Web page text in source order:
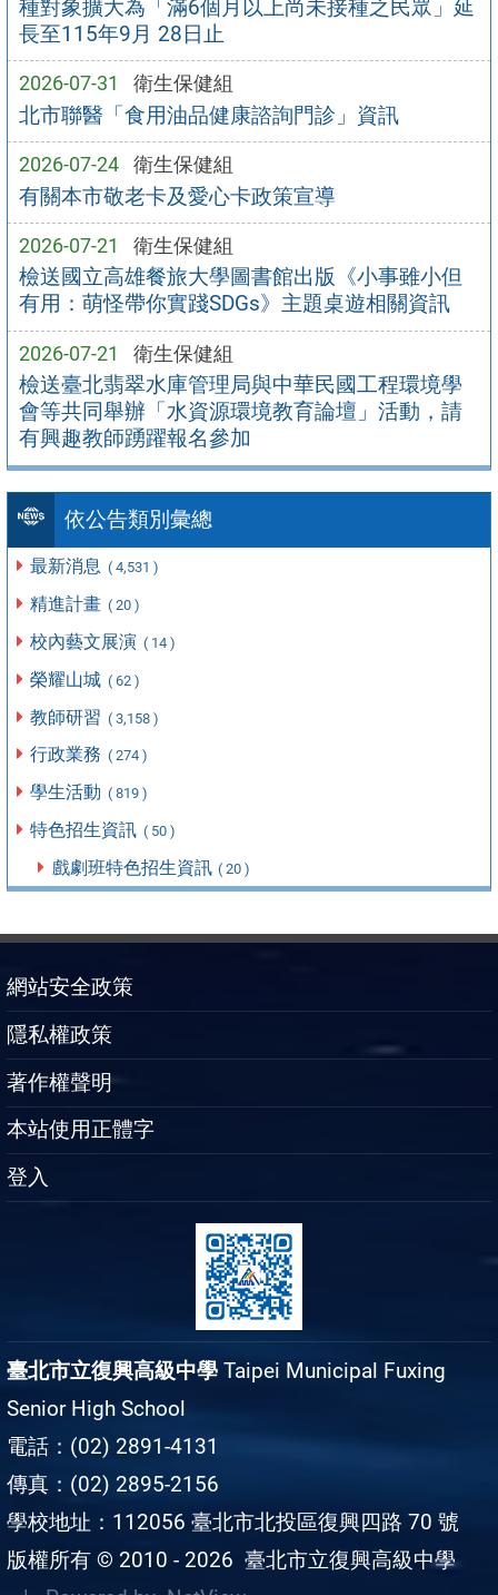
種對象擴大為「滿6個月以上尚未接種之民眾」延
長至115年9月 28日止
2026-07-31 衛生保健組
北市聯醫「食用油品健康諮詢門診」資訊
2026-07-24 衛生保健組
有關本市敬老卡及愛心卡政策宣導
2026-07-21 衛生保健組
檢送國立高雄餐旅大學圖書館出版《小事雖小但
有用：萌怪帶你實踐SDGs》主題桌遊相關資訊
2026-07-21 衛生保健組
檢送臺北翡翠水庫管理局與中華民國工程環境學
會等共同舉辦「水資源環境教育論壇」活動，請
有興趣教師踴躍報名參加
依公告類別彙總
最新消息 ( 4,531 )
精進計畫 ( 20 )
校內藝文展演 ( 14 )
榮耀山城 ( 62 )
教師研習 ( 3,158 )
行政業務 ( 274 )
學生活動 ( 819 )
特色招生資訊 ( 50 )
戲劇班特色招生資訊 ( 20 )
網站安全政策
隱私權政策
著作權聲明
本站使用正體字
登入
臺北市立復興高級中學 Taipei Municipal Fuxing
Senior High School
電話：(02) 2891-4131
傳真：(02) 2895-2156
學校地址：112056 臺北市北投區復興四路 70 號
版權所有 © 2010 - 2026 臺北市立復興高級中學